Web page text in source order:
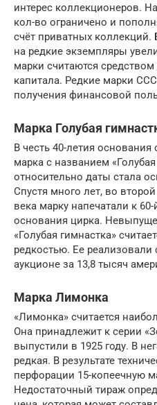
интерес коллекционеров.
кол-во ограничено и
счёт приватных коллекций.
на редкие экземпляры
марки считаются
капитала. Редкие марки
получения финансовой
Марка Голубая
В честь 40-летия
марка с названием
относительно даты стала
Спустя много лет, во
века марку напечатали к
основания цирка.
«Голубая гимнастка»
редкостью. Ее реализовали
аукционе за 13,8 тысяч
Марка Лимонка
«Лимонка» считается
Она принадлежит к серии
выпустили в 1925 году. В
редкая. В результате
перфорации 15-копеечную
Недостаточный тираж